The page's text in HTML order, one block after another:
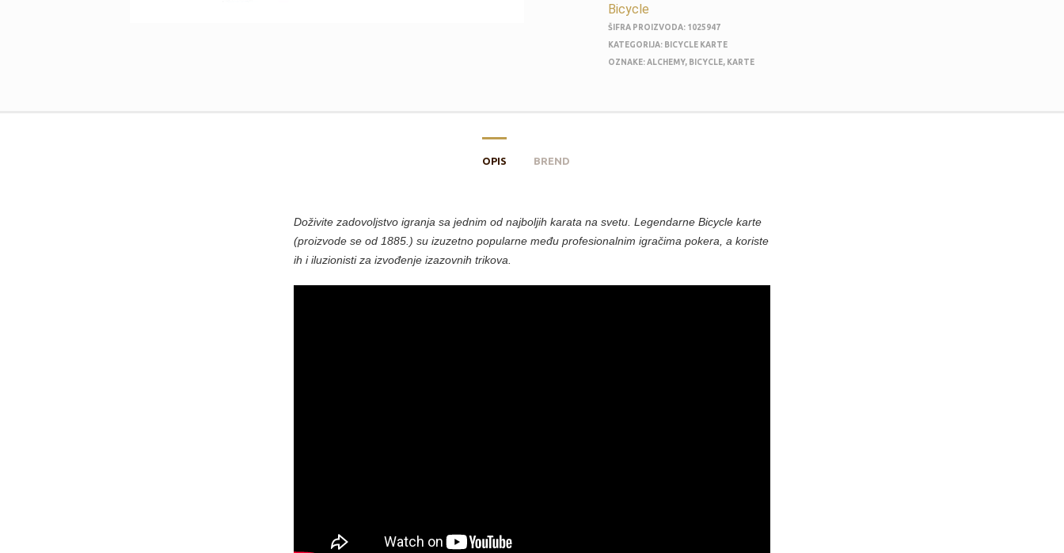
Bicycle
ŠIFRA PROIZVODA: 1025947
KATEGORIJA: BICYCLE KARTE
OZNAKE:ALCHEMY, BICYCLE, KARTE
OPIS BREND
Doživite zadovoljstvo igranja sa jednim od najboljih karata na svetu. Legendarne Bicycle karte
(proizvode se od 1885.) su izuzetno popularne među profesionalnim igračima pokera, a koriste
ih i iluzionisti za izvođenje izazovnih trikova.